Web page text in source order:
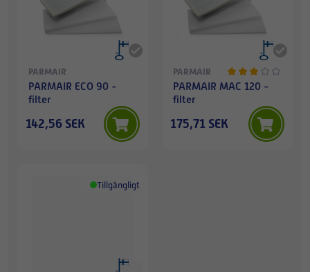
PARMAIR
PARMAIR ECO 90 -
filter
142,56 SEK
PARMAIR
PARMAIR MAC 120 -
filter
175,71 SEK
Tillgängligt